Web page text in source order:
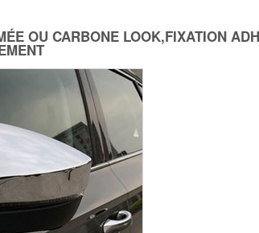
OU CARBONE LOOK,FIXATION